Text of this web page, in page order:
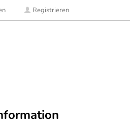
Registrieren